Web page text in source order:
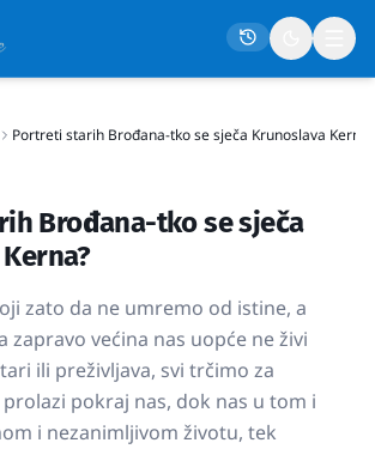
Portreti starih Brođana-tko se sječa Krunoslava Kerna?
Brođana-tko se sječa
zato da ne umremo od istine, a
zapravo većina nas uopće ne živi
ili preživljava, svi trčimo za
pokraj nas, dok nas u tom i
i nezanimljivom životu, tek